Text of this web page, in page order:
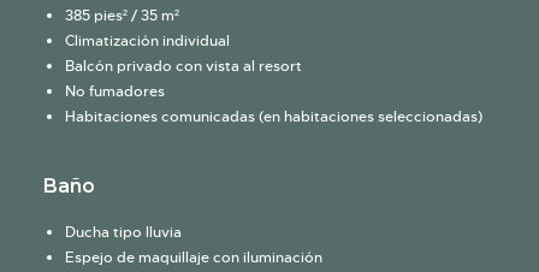
385 pies² / 35 m²
Climatización individual
Balcón privado con vista al resort
No fumadores
Habitaciones comunicadas (en habitaciones seleccionadas)
Baño
Ducha tipo lluvia
Espejo de maquillaje con iluminación